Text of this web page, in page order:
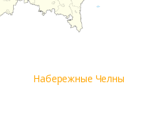
Набережные Челны